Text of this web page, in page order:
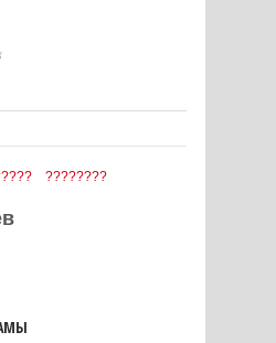
????????